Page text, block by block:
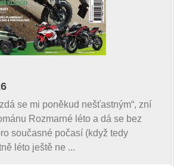
se mi poněkud nešťastným“, zní
Rozmarné léto a dá se bez
současné počasí (když tedy
léto ještě ne ...